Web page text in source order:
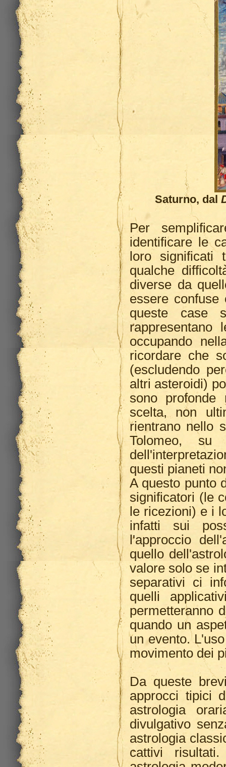
Saturno, dal
Per
identificare le
loro significati
qualche
diverse da
essere confuse
queste case
occupando
ricordare che
(escludendo
altri asteroidi)
sono
scelta, non
rientrano nello
Tolomeo,
questi pianeti
A questo punto
significatori (le
le ricezioni) e i
infatti sui
l'approccio
quello
valore solo se
separativi ci
quelli
permetteranno
quando un
un evento.
movimento dei
Da queste
approcci tipici
astrologia
divulgativo
astrologia
cattivi